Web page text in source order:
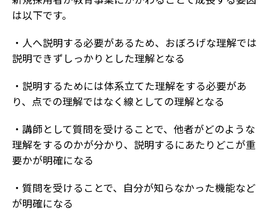
は以下です。
・人へ説明する必要があるため、おぼろげな理解では
説明できずしっかりとした理解となる
・説明するためには体系立てた理解をする必要があ
り、点での理解ではなく線としての理解となる
・講師として質問を受けることで、他者がどのような
理解をするのかが分かり、説明するにあたりどこが重
要かが明確になる
・質問を受けることで、自分が知らなかった機能など
が明確になる